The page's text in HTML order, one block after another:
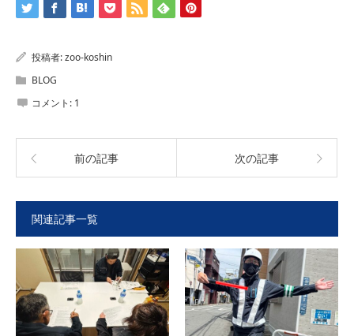
投稿者:zoo-koshin
BLOG
コメント: 1
前の記事 次の記事
関連記事一覧